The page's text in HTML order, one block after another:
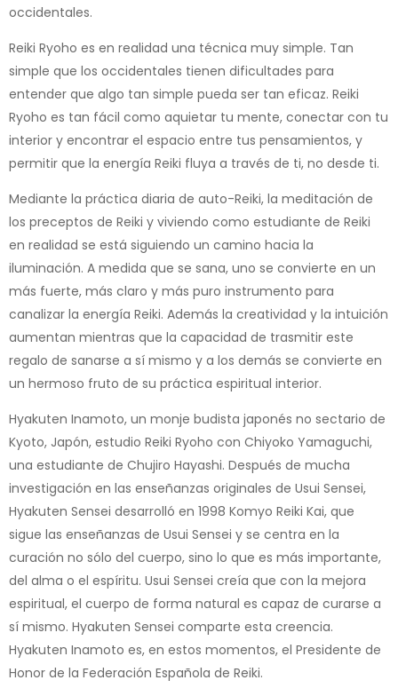
occidentales.
Reiki Ryoho es en realidad una técnica muy simple. Tan
simple que los occidentales tienen dificultades para
entender que algo tan simple pueda ser tan eficaz. Reiki
Ryoho es tan fácil como aquietar tu mente, conectar con tu
interior y encontrar el espacio entre tus pensamientos, y
permitir que la energía Reiki fluya a través de ti, no desde ti.
Mediante la práctica diaria de auto-Reiki, la meditación de
los preceptos de Reiki y viviendo como estudiante de Reiki
en realidad se está siguiendo un camino hacia la
iluminación. A medida que se sana, uno se convierte en un
más fuerte, más claro y más puro instrumento para
canalizar la energía Reiki. Además la creatividad y la intuición
aumentan mientras que la capacidad de trasmitir este
regalo de sanarse a sí mismo y a los demás se convierte en
un hermoso fruto de su práctica espiritual interior.
Hyakuten Inamoto, un monje budista japonés no sectario de
Kyoto, Japón, estudio Reiki Ryoho con Chiyoko Yamaguchi,
una estudiante de Chujiro Hayashi. Después de mucha
investigación en las enseñanzas originales de Usui Sensei,
Hyakuten Sensei desarrolló en 1998 Komyo Reiki Kai, que
sigue las enseñanzas de Usui Sensei y se centra en la
curación no sólo del cuerpo, sino lo que es más importante,
del alma o el espíritu. Usui Sensei creía que con la mejora
espiritual, el cuerpo de forma natural es capaz de curarse a
sí mismo. Hyakuten Sensei comparte esta creencia.
Hyakuten Inamoto es, en estos momentos, el Presidente de
Honor de la Federación Española de Reiki.